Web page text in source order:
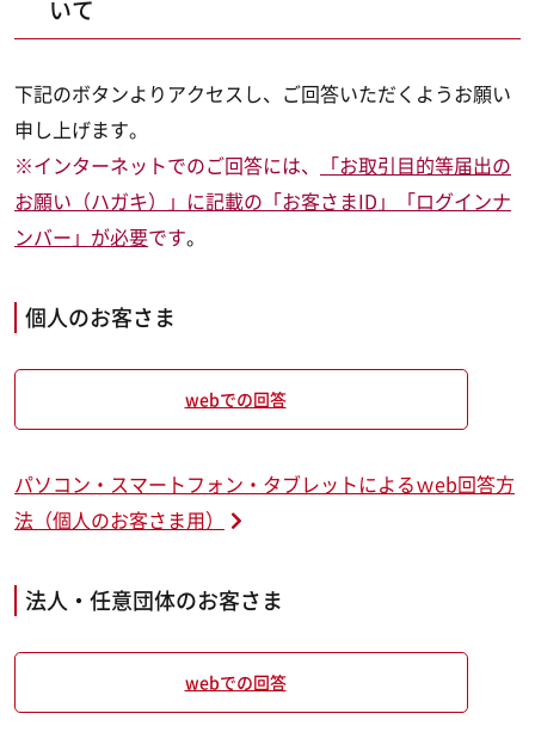
いて
下記のボタンよりアクセスし、ご回答いただくようお願い
申し上げます。
※インターネットでのご回答には、
「お取引目的等届出の
お願い（ハガキ）」に記載の「お客さまID」「ログインナ
ンバー」が必要です。
個人のお客さま
webでの回答
パソコン・スマートフォン・タブレットによるｗeb回答方
法（個人のお客さま用）
法人・任意団体のお客さま
webでの回答